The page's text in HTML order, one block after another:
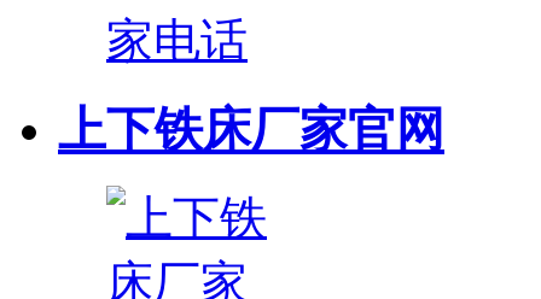
上下铁床厂家官网